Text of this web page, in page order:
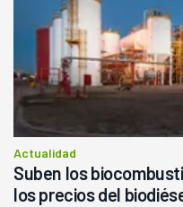
Actualidad
Suben los
los precios del